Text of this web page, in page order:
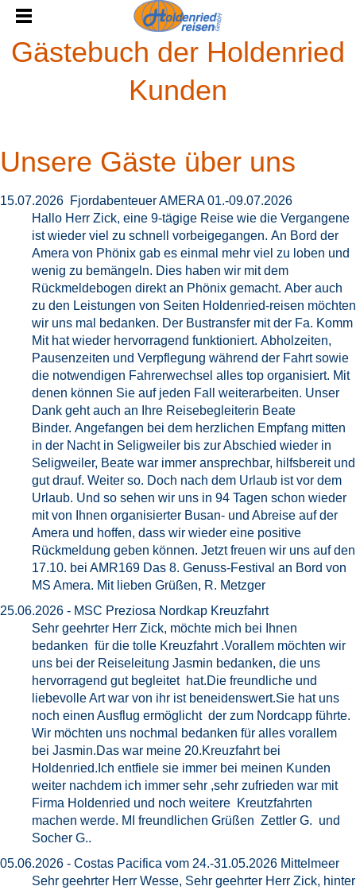
Gästebuch der Holdenried
Kunden
Unsere Gäste über uns
15.07.2026 Fjordabenteuer AMERA 01.-09.07.2026
Hallo Herr Zick, eine 9-tägige Reise wie die Vergangene
ist wieder viel zu schnell vorbeigegangen. An Bord der
Amera von Phönix gab es einmal mehr viel zu loben und
wenig zu bemängeln. Dies haben wir mit dem
Rückmeldebogen direkt an Phönix gemacht. Aber auch
zu den Leistungen von Seiten Holdenried-reisen möchten
wir uns mal bedanken. Der Bustransfer mit der Fa. Komm
Mit hat wieder hervorragend funktioniert. Abholzeiten,
Pausenzeiten und Verpflegung während der Fahrt sowie
die notwendigen Fahrerwechsel alles top organisiert. Mit
denen können Sie auf jeden Fall weiterarbeiten. Unser
Dank geht auch an Ihre Reisebegleiterin Beate
Binder. Angefangen bei dem herzlichen Empfang mitten
in der Nacht in Seligweiler bis zur Abschied wieder in
Seligweiler, Beate war immer ansprechbar, hilfsbereit und
gut drauf. Weiter so. Doch nach dem Urlaub ist vor dem
Urlaub. Und so sehen wir uns in 94 Tagen schon wieder
mit von Ihnen organisierter Busan- und Abreise auf der
Amera und hoffen, dass wir wieder eine positive
Rückmeldung geben können. Jetzt freuen wir uns auf den
17.10. bei AMR169 Das 8. Genuss-Festival an Bord von
MS Amera. Mit lieben Grüßen, R. Metzger
25.06.2026 - MSC Preziosa Nordkap Kreuzfahrt
Sehr geehrter Herr Zick, möchte mich bei Ihnen
bedanken für die tolle Kreuzfahrt .Vorallem möchten wir
uns bei der Reiseleitung Jasmin bedanken, die uns
hervorragend gut begleitet hat.Die freundliche und
liebevolle Art war von ihr ist beneidenswert.Sie hat uns
noch einen Ausflug ermöglicht der zum Nordcapp führte.
Wir möchten uns nochmal bedanken für alles vorallem
bei Jasmin.Das war meine 20.Kreuzfahrt bei
Holdenried.Ich entfiele sie immer bei meinen Kunden
weiter nachdem ich immer sehr ,sehr zufrieden war mit
Firma Holdenried und noch weitere Kreutzfahrten
machen werde. MI freundlichen Grüßen Zettler G. und
Socher G..
05.06.2026 - Costas Pacifica vom 24.-31.05.2026 Mittelmeer
Sehr geehrter Herr Wesse, Sehr geehrter Herr Zick, hinter